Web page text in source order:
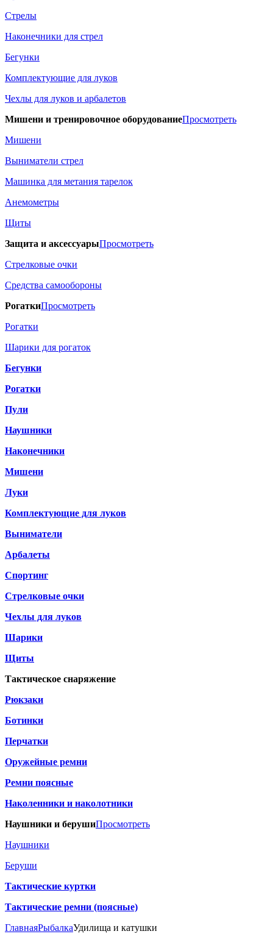
Стрелы
Наконечники для стрел
Бегунки
Комплектующие для луков
Чехлы для луков и арбалетов
Мишени и тренировочное оборудованиеПросмотреть
Мишени
Выниматели стрел
Машинка для метания тарелок
Анемометры
Щиты
Защита и аксессуарыПросмотреть
Стрелковые очки
Средства самообороны
РогаткиПросмотреть
Рогатки
Шарики для рогаток
Бегунки
Рогатки
Пули
Наушники
Наконечники
Мишени
Луки
Комплектующие для луков
Выниматели
Арбалеты
Спортинг
Стрелковые очки
Чехлы для луков
Шарики
Щиты
Тактическое снаряжение
Рюкзаки
Ботинки
Перчатки
Оружейные ремни
Ремни поясные
Наколенники и наколотники
Наушники и берушиПросмотреть
Наушники
Беруши
Тактические куртки
Тактические ремни (поясные)
ГлавнаяРыбалкаУдилища и катушки